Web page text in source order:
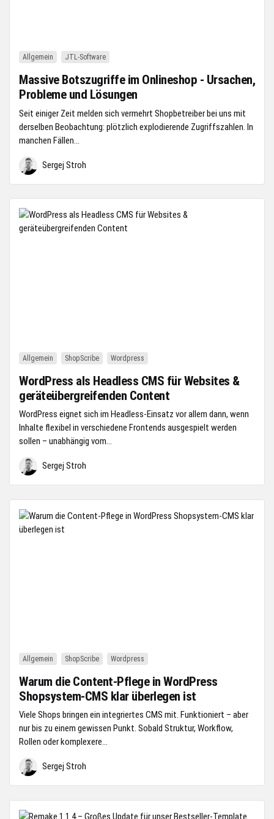
Allgemein JTL-Software
Massive Botszugriffe im Onlineshop - Ursachen,
Probleme und Lösungen
Seit einiger Zeit melden sich vermehrt Shopbetreiber bei uns mit
derselben Beobachtung: plötzlich explodierende Zugriffszahlen. In
manchen Fällen...
Sergej Stroh
Allgemein ShopScribe Wordpress
WordPress als Headless CMS für Websites &
geräteübergreifenden Content
WordPress eignet sich im Headless-Einsatz vor allem dann, wenn
Inhalte flexibel in verschiedene Frontends ausgespielt werden
sollen – unabhängig vom...
Sergej Stroh
Allgemein ShopScribe Wordpress
Warum die Content-Pflege in WordPress
Shopsystem-CMS klar überlegen ist
Viele Shops bringen ein integriertes CMS mit. Funktioniert – aber
nur bis zu einem gewissen Punkt. Sobald Struktur, Workflow,
Rollen oder komplexere...
Sergej Stroh